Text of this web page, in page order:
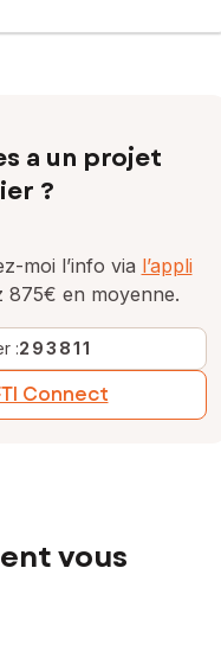
a un projet
?
moi l’info via l’appli
875€ en moyenne.
:293811
Connect
vous